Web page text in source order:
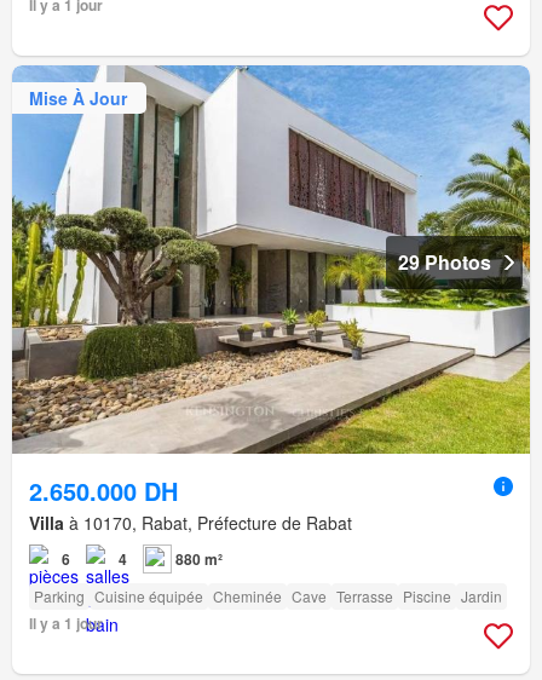
Il y a 1 jour
Mise À Jour
29 Photos
2.650.000 DH
Villa à 10170, Rabat, Préfecture de Rabat
6 4 880 m²
Parking Cuisine équipée Cheminée Cave Terrasse Piscine Jardin
Il y a 1 jour